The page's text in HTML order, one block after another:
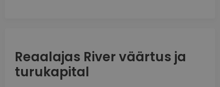
Reaalajas River väärtus ja
turukapital